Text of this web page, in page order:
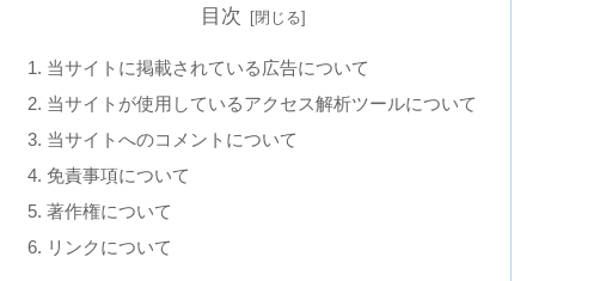
目次
当サイトに掲載されている広告について
当サイトが使用しているアクセス解析ツールについて
当サイトへのコメントについて
免責事項について
著作権について
リンクについて